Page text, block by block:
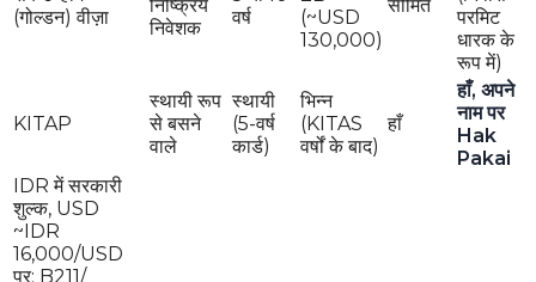
(गोल्डन) वीज़ा
निष्क्रिय
निवेशक
वर्ष
(~USD
130,000)
सीमित
परमिट
धारक के
रूप में)
KITAP
स्थायी रूप
से बसने
वाले
स्थायी
(5-वर्ष
कार्ड)
भिन्न
(KITAS
वर्षों के बाद)
हाँ
हाँ, अपने
नाम पर
Hak
Pakai
IDR में सरकारी
शुल्क, USD
~IDR
16,000/USD
पर; B211/